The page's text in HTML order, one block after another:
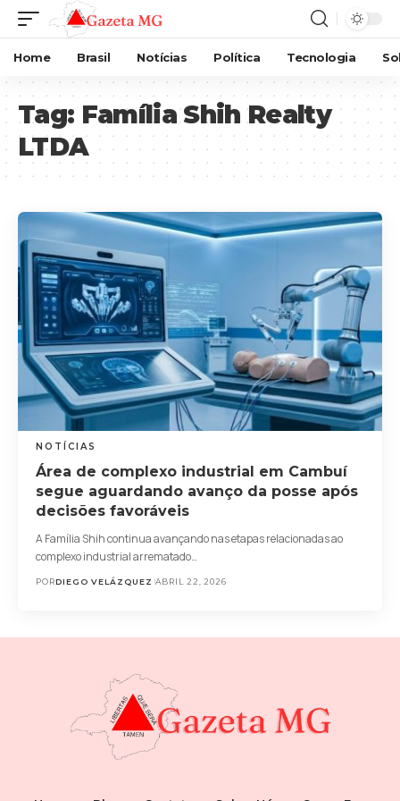
Home Brasil Notícias Política Tecnologia
Tag: Família Shih Realty
LTDA
NOTÍCIAS
Área de complexo industrial em Cambuí
segue aguardando avanço da posse após
decisões favoráveis
A Família Shih continua avançando nas etapas relacionadas ao
complexo industrial arrematado…
PORDIEGO VELÁZQUEZ ABRIL 22, 2026